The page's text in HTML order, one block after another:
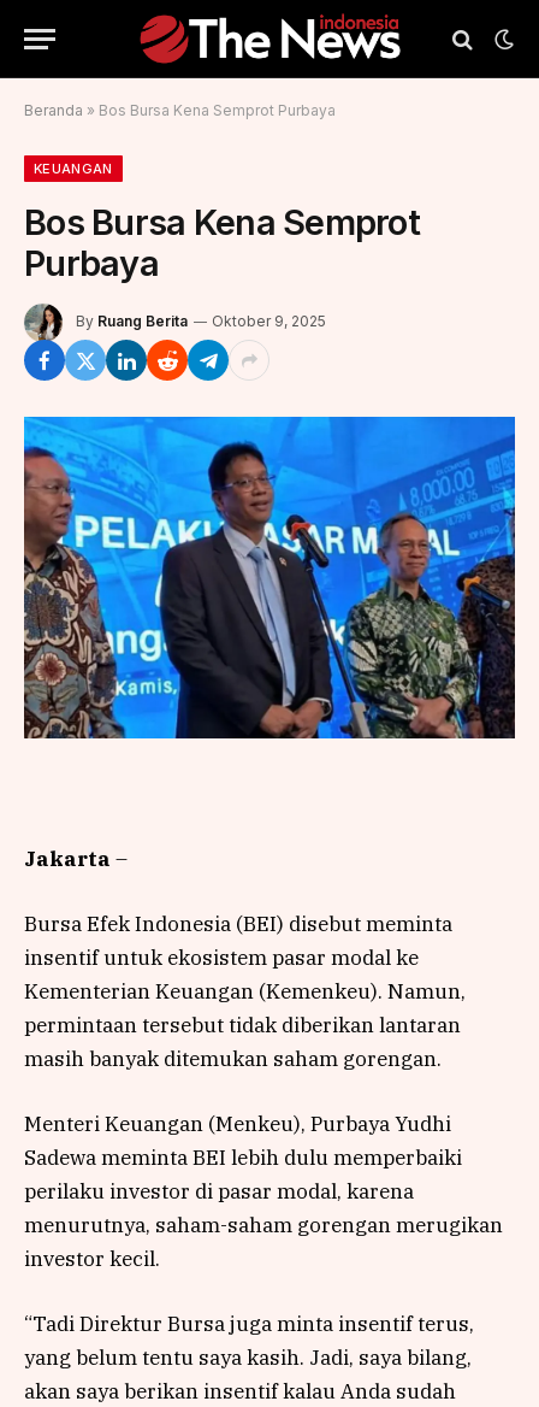
Beranda » Bos Bursa Kena Semprot Purbaya
KEUANGAN
Bos Bursa Kena Semprot
Purbaya
By Ruang Berita Oktober 9, 2025
Jakarta –
Bursa Efek Indonesia (BEI) disebut meminta
insentif untuk ekosistem pasar modal ke
Kementerian Keuangan (Kemenkeu). Namun,
permintaan tersebut tidak diberikan lantaran
masih banyak ditemukan saham gorengan.
Menteri Keuangan (Menkeu), Purbaya Yudhi
Sadewa meminta BEI lebih dulu memperbaiki
perilaku investor di pasar modal, karena
menurutnya, saham-saham gorengan merugikan
investor kecil.
“Tadi Direktur Bursa juga minta insentif terus,
yang belum tentu saya kasih. Jadi, saya bilang,
akan saya berikan insentif kalau Anda sudah